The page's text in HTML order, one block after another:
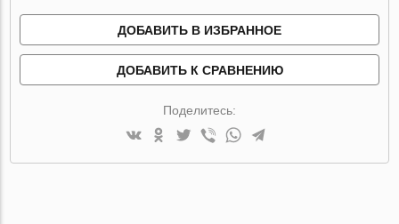
ДОБАВИТЬ В ИЗБРАННОЕ
ДОБАВИТЬ К СРАВНЕНИЮ
Поделитесь: